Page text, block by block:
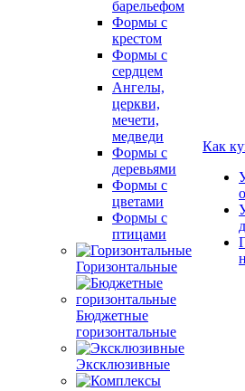
барельефом
Формы с
крестом
Формы с
сердцем
Ангелы,
церкви,
мечети,
медведи
Формы с
деревьями
Формы с
цветами
Формы с
птицами
Горизонтальные
Бюджетные
горизонтальные
Эксклюзивные
Как